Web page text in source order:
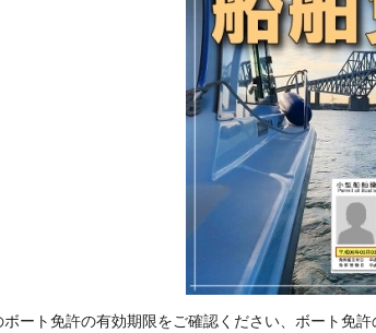
ボート免許の有効期限をご確認ください、ボート免